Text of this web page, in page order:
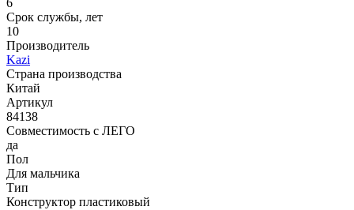
6
Срок службы, лет
10
Производитель
Kazi
Страна производства
Китай
Артикул
84138
Совместимость с ЛЕГО
да
Пол
Для мальчика
Тип
Конструктор пластиковый